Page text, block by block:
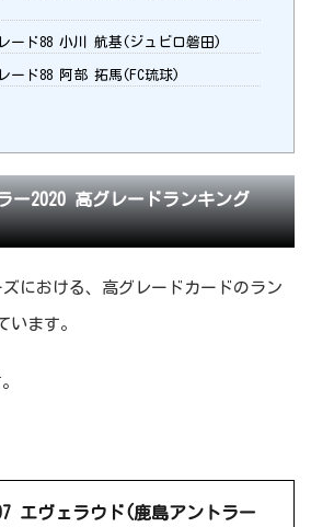
ード88 小川 航基(ジュビロ磐田)
ード88 阿部 拓馬(FC琉球)
ー2020 高グレードランキング
ズにおける、高グレードカードのラン
います。
エヴェラウド(鹿島アントラー